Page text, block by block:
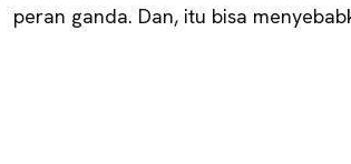
peran ganda. Dan, itu bisa